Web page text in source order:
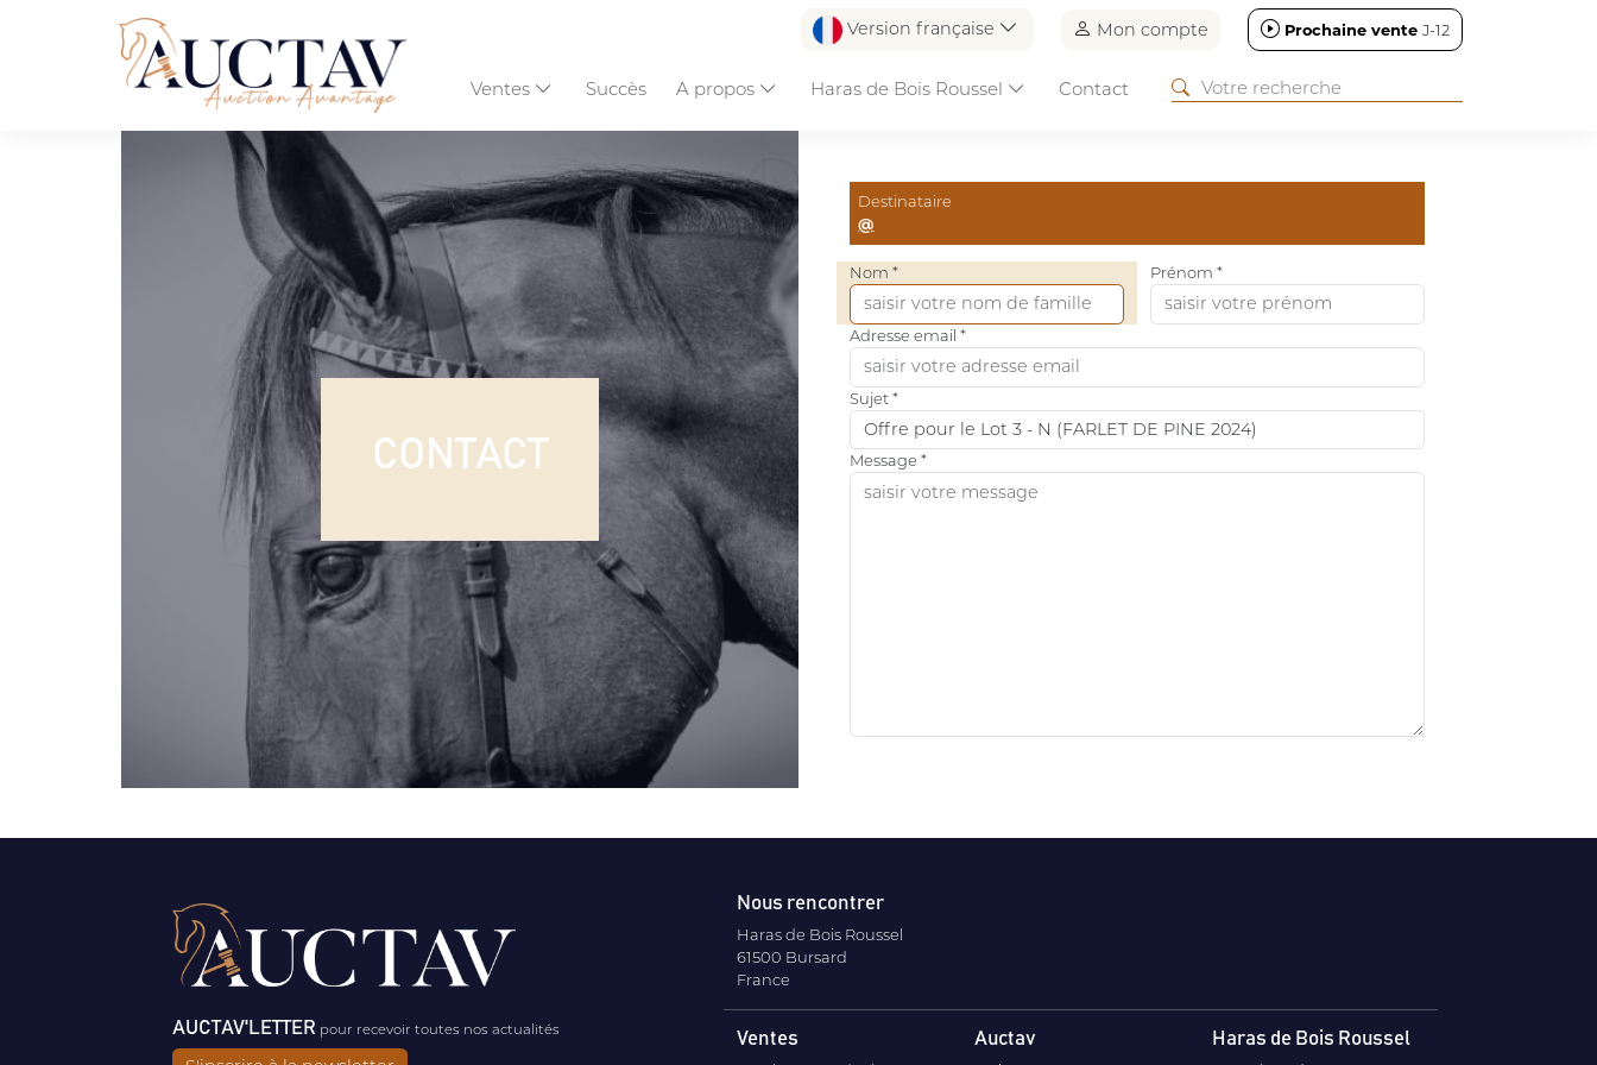
Version française Mon compte Prochaine vente J-12
Ventes Succès A propos Haras de Bois Roussel Contact
CONTACT
Destinataire
@
Nom * Prénom *
Adresse email *
Sujet *
Message *
AUCTAV'LETTER pour recevoir toutes nos actualités
Nous rencontrer
Haras de Bois Roussel
61500 Bursard
France
Ventes Auctav Haras de Bois Roussel